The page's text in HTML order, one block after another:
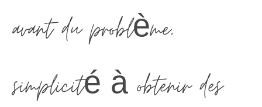
avant du problème,
simplicité à obtenir des